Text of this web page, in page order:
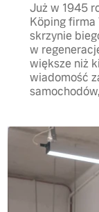
Już w 1945
Köping firma
skrzynie
w
większe niż
wiadomość